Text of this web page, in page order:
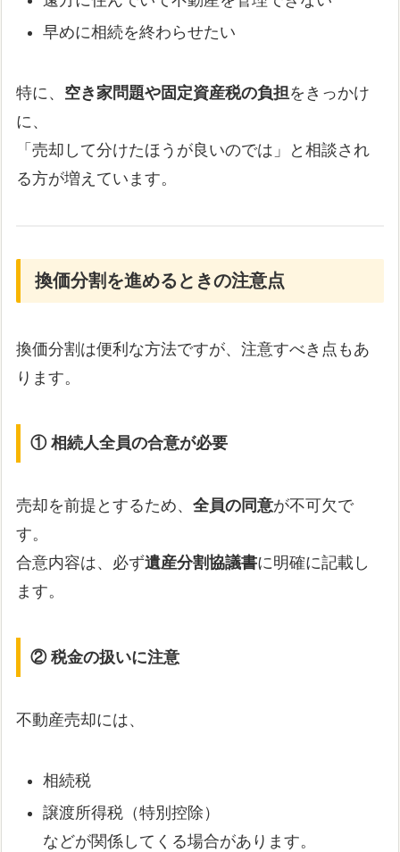
早めに相続を終わらせたい
特に、 空き家問題や固定資産税の負担をきっかけ
に、
「売却して分けたほうが良いのでは」と相談され
る方が増えています。
換価分割を進めるときの注意点
換価分割は便利な方法ですが、注意すべき点もあ
ります。
① 相続人全員の合意が必要
売却を前提とするため、全員の同意が不可欠で
す。
合意内容は、必ず遺産分割協議書に明確に記載し
ます。
② 税金の扱いに注意
不動産売却には、
相続税
譲渡所得税（特別控除）
などが関係してくる場合があります。